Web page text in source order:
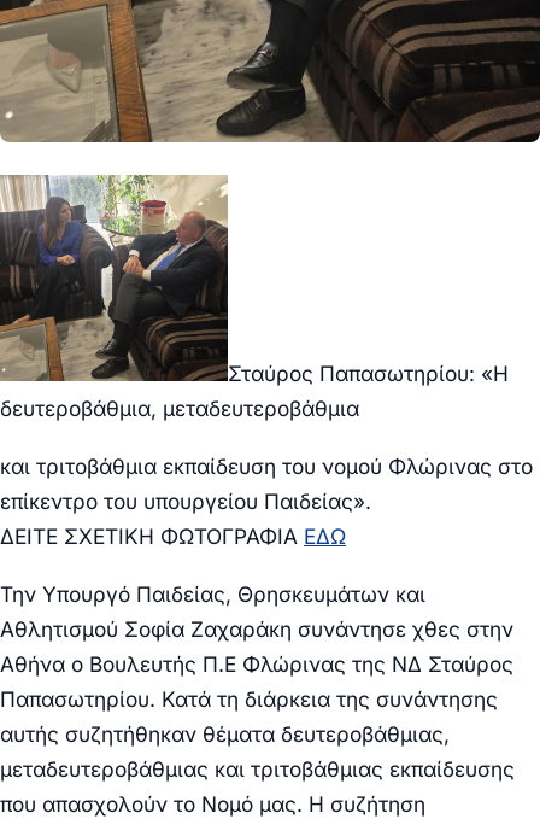
Σταύρος Παπασωτηρίου: «Η
δευτεροβάθμια, μεταδευτεροβάθμια
και τριτοβάθμια εκπαίδευση του νομού Φλώρινας στο
επίκεντρο του υπουργείου Παιδείας».
ΔΕΙΤΕ ΣΧΕΤΙΚΗ ΦΩΤΟΓΡΑΦΙΑ ΕΔΩ
Την Υπουργό Παιδείας, Θρησκευμάτων και
Αθλητισμού Σοφία Ζαχαράκη συνάντησε χθες στην
Αθήνα ο Βουλευτής Π.Ε Φλώρινας της ΝΔ Σταύρος
Παπασωτηρίου. Κατά τη διάρκεια της συνάντησης
αυτής συζητήθηκαν θέματα δευτεροβάθμιας,
μεταδευτεροβάθμιας και τριτοβάθμιας εκπαίδευσης
που απασχολούν το Νομό μας. Η συζήτηση